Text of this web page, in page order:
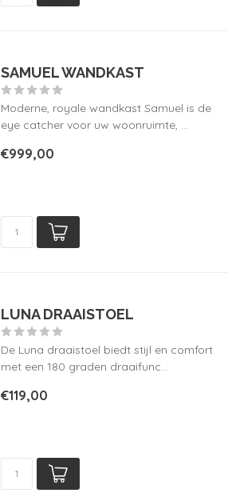
SAMUEL WANDKAST
Moderne, royale wandkast Samuel is de
eye catcher voor uw woonruimte, ...
€999,00
LUNA DRAAISTOEL
De Luna draaistoel biedt stijl en comfort
met een 180 graden draaifunc...
€119,00